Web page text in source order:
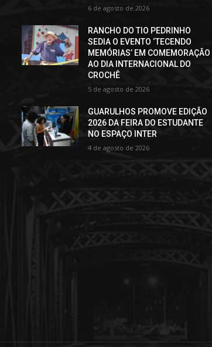
6 de agosto de 2026
RANCHO DO TIO PEDRINHO
SEDIA O EVENTO ‘TECENDO
MEMÓRIAS’ EM COMEMORAÇÃO
AO DIA INTERNACIONAL DO
CROCHÊ
5 de agosto de 2026
GUARULHOS PROMOVE EDIÇÃO
2026 DA FEIRA DO ESTUDANTE
NO ESPAÇO INTER
4 de agosto de 2026